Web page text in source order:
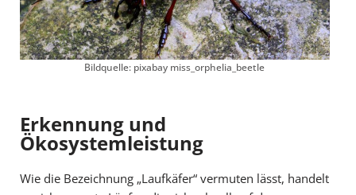
Bildquelle: pixabay miss_orphelia_beetle
Erkennung und
Ökosystemleistung
Wie die Bezeichnung „Laufkäfer“ vermuten lässt, handelt